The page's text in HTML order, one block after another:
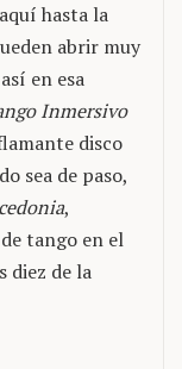
hasta la
abrir muy
en esa
Inmersivo
disco
sea de paso,
,
tango en el
diez de la